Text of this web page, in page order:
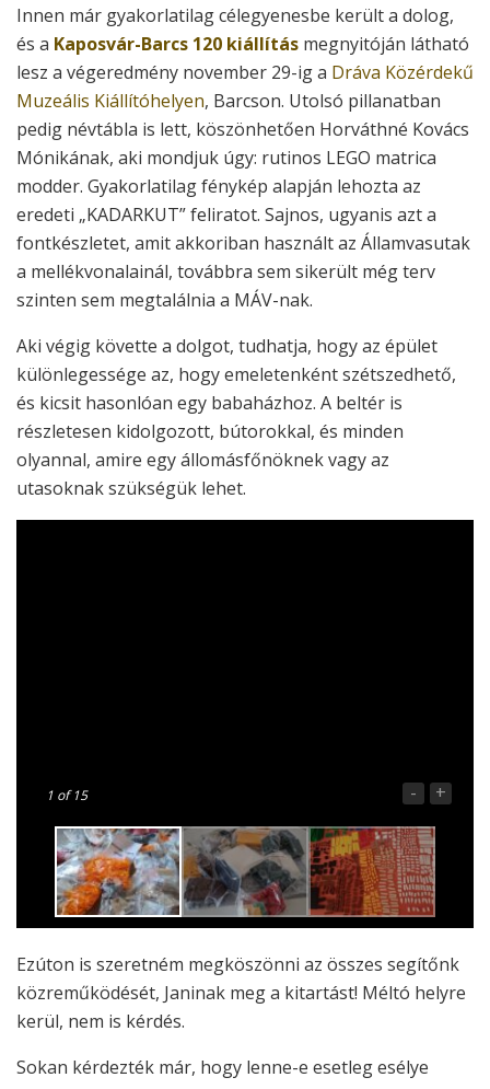
Innen már gyakorlatilag célegyenesbe került a dolog,
és a Kaposvár-Barcs 120 kiállítás megnyitóján látható
lesz a végeredmény november 29-ig a Dráva Közérdekű
Muzeális Kiállítóhelyen, Barcson. Utolsó pillanatban
pedig névtábla is lett, köszönhetően Horváthné Kovács
Mónikának, aki mondjuk úgy: rutinos LEGO matrica
modder. Gyakorlatilag fénykép alapján lehozta az
eredeti „KADARKUT” feliratot. Sajnos, ugyanis azt a
fontkészletet, amit akkoriban használt az Államvasutak
a mellékvonalainál, továbbra sem sikerült még terv
szinten sem megtalálnia a MÁV-nak.
Aki végig követte a dolgot, tudhatja, hogy az épület
különlegessége az, hogy emeletenként szétszedhető,
és kicsit hasonlóan egy babaházhoz. A beltér is
részletesen kidolgozott, bútorokkal, és minden
olyannal, amire egy állomásfőnöknek vagy az
utasoknak szükségük lehet.
1 of 15 - +
Ezúton is szeretném megköszönni az összes segítőnk
közreműködését, Janinak meg a kitartást! Méltó helyre
kerül, nem is kérdés.
Sokan kérdezték már, hogy lenne-e esetleg esélye